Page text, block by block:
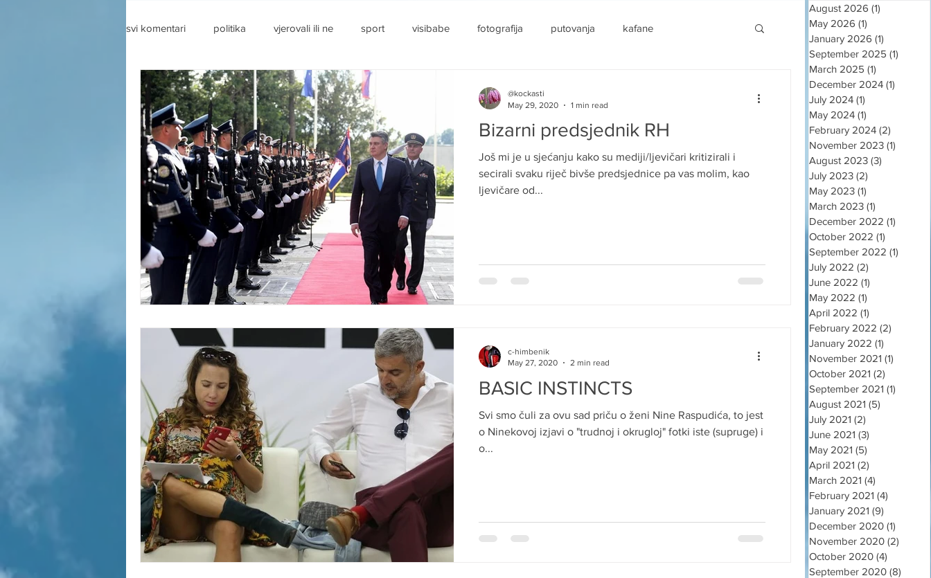
svi komentari politika vjerovali ili ne sport visibabe fotografija putovanja kafane
drustvene mreze
Bizarni predsjednik RH
Još mi je u sjećanju kako su mediji/ljevičari kritizirali i
secirali svaku riječ bivše predsjednice pa vas molim, kao
ljevičare od...
@kockasti
May 29, 2020
1 min read
BASIC INSTINCTS
Svi smo čuli za ovu sad priču o ženi Nine Raspudića, to jest
o Ninekovoj izjavi o "trudnoj i okrugloj" fotki iste (supruge) i
o...
c-himbenik
May 27, 2020
2 min read
August 2026 (1)
May 2026 (1)
January 2026 (1)
September 2025 (1)
March 2025 (1)
December 2024 (1)
July 2024 (1)
May 2024 (1)
February 2024 (2)
November 2023 (1)
August 2023 (3)
July 2023 (2)
May 2023 (1)
March 2023 (1)
December 2022 (1)
October 2022 (1)
September 2022 (1)
July 2022 (2)
June 2022 (1)
May 2022 (1)
April 2022 (1)
February 2022 (2)
January 2022 (1)
November 2021 (1)
October 2021 (2)
September 2021 (1)
August 2021 (5)
July 2021 (2)
June 2021 (3)
May 2021 (5)
April 2021 (2)
March 2021 (4)
February 2021 (4)
January 2021 (9)
December 2020 (1)
November 2020 (2)
October 2020 (4)
September 2020 (8)